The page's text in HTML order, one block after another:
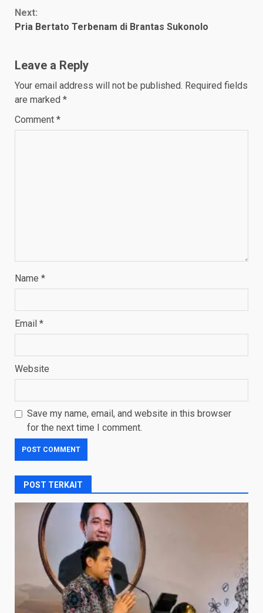
Next:
Pria Bertato Terbenam di Brantas Sukonolo
Leave a Reply
Your email address will not be published. Required fields
are marked *
Comment *
Name *
Email *
Website
Save my name, email, and website in this browser
for the next time I comment.
POST TERKAIT